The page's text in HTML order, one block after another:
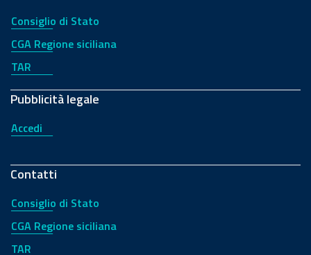
Consiglio di Stato
CGA Regione siciliana
TAR
Pubblicità legale
Accedi
Contatti
Consiglio di Stato
CGA Regione siciliana
TAR